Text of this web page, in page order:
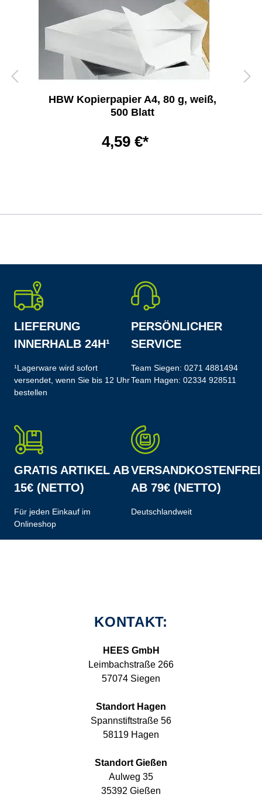
HBW Kopierpapier A4, 80 g, weiß,
500 Blatt
4,59 €*
LIEFERUNG
INNERHALB 24H¹
¹Lagerware wird sofort
versendet, wenn Sie bis 12 Uhr
bestellen
PERSÖNLICHER
SERVICE
Team Siegen: 0271 4881494
Team Hagen: 02334 928511
GRATIS ARTIKEL AB
15€ (NETTO)
Für jeden Einkauf im
Onlineshop
VERSANDKOSTENFREI
AB 79€ (NETTO)
Deutschlandweit
KONTAKT:
HEES GmbH
Leimbachstraße 266
57074 Siegen
Standort Hagen
Spannstiftstraße 56
58119 Hagen
Standort Gießen
Aulweg 35
35392 Gießen